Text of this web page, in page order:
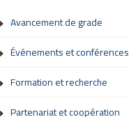
Avancement de grade
Événements et conférences
Formation et recherche
Partenariat et coopération